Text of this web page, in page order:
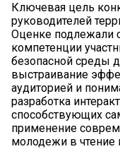
Ключевая цель
руководителей
Оценке подлежали
компетенции
безопасной среды
выстраивание
аудиторией и
разработка
способствующих
применение
молодежи в чтение